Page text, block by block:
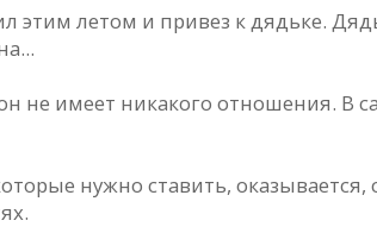
летом и привез к дядьке.
не имеет никакого отношения. В
нужно ставить, оказывается,